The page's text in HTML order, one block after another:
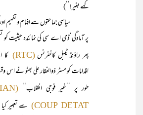
کہے بغیر!‘‘)
سیاسی جماعتوں سے افہام و تفہیم
پر آمادگی‘ڈی اے سی کی نمائندہ حیثیت کو
پھر راؤنڈ ٹیبل کانفرنس(RTC)
کا
اقدامات کو مسٹر ذوالفقار علی بھٹو نے اس
طور پر ’’غیر فوجی انقلاب‘‘
COUP DETAT)
سے تعبیر کیا